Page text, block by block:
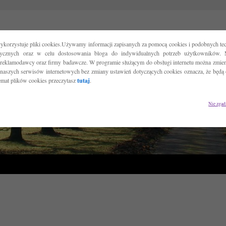
pliki cookies.Używamy informacji zapisanych za pomocą cookies i podobnych
oraz w celu dostosowania bloga do indywidualnych potrzeb użytkowników.
oraz firmy badawcze. W programie służącym do obsługi internetu można
serwisów internetowych bez zmiany ustawień dotyczących cookies oznacza, że będą
plików cookies przeczytasztutaj.
Nie